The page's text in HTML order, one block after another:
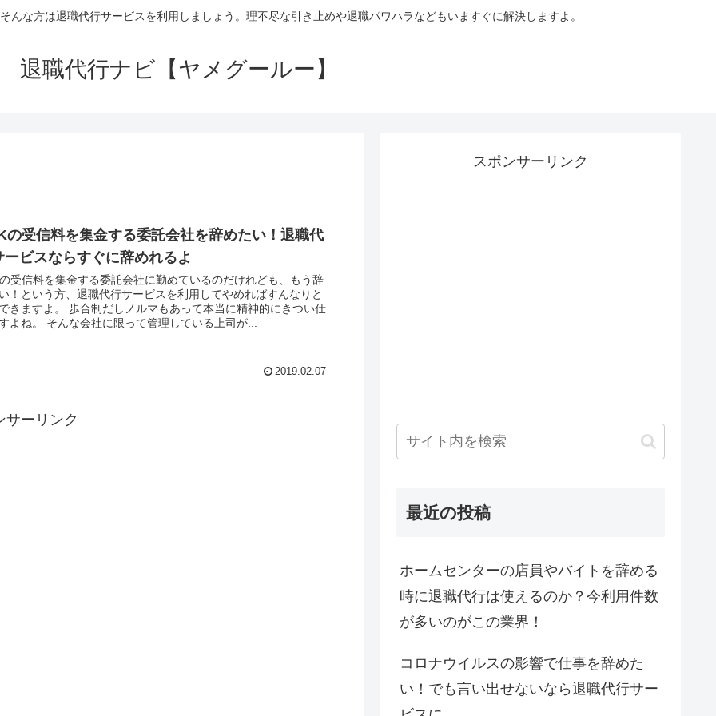
んな方は退職代行サービスを利用しましょう。理不尽な引き止めや退職パワハラなどもいますぐに解決しますよ。
退職代行ナビ【ヤメグールー】
の受信料を集金する委託会社を辞めたい！退職代
ービスならすぐに辞めれるよ
受信料を集金する委託会社に勤めているのだけれども、もう辞
！という方、退職代行サービスを利用してやめればすんなりと
きますよ。 歩合制だしノルマもあって本当に精神的にきつい仕
よね。 そんな会社に限って管理している上司が...
2019.02.07
サーリンク
スポンサーリンク
最近の投稿
ホームセンターの店員やバイトを辞める
時に退職代行は使えるのか？今利用件数
が多いのがこの業界！
コロナウイルスの影響で仕事を辞めた
い！でも言い出せないなら退職代行サー